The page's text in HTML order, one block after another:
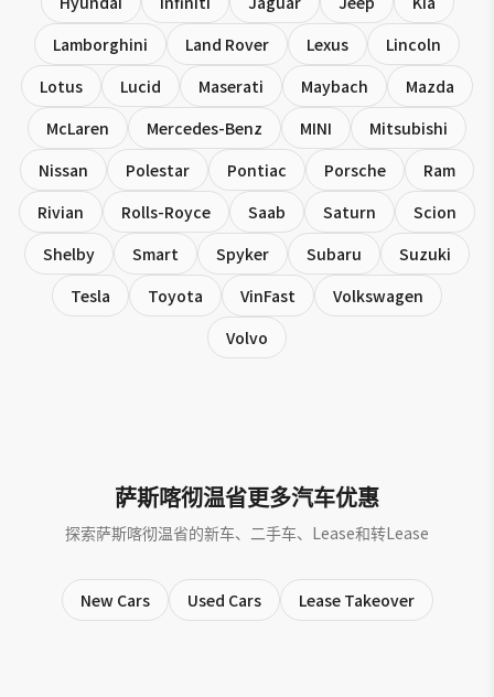
Lamborghini
Land Rover Lexus
Lincoln
Lotus
Lucid Maserati Maybach
Mazda
McLaren
Mercedes-Benz MINI
Mitsubishi
Nissan
Polestar Pontiac Porsche
Ram
Rivian
Rolls-Royce Saab Saturn
Scion
Shelby
Smart Spyker Subaru
Suzuki
Tesla
Toyota VinFast
Volkswagen
Volvo
萨斯喀彻温省更多汽车优惠
探索萨斯喀彻温省的新车、二手车、Lease和转Lease
New Cars Used Cars Lease Takeover